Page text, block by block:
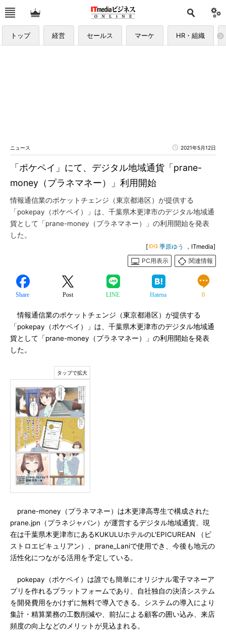
トップ 経営 セールス マーケ HR・組織
ニュース 2021年5月12日
「ポケペイ」にて、デジタル地域通貨「prane-
money（プラネマネー）」利用開始
情報通信業のポケットチェンジ（東京都港区）が提供する
「pokepay（ポケペイ）」は、千葉県木更津市のデジタル地域通
貨として「prane-money（プラネマネー）」の利用開始を発表
した。
[ 季原ゆう
，ITmedia]
PC用表示
関連情報
Share Post LINE Hatena 0
情報通信業のポケットチェンジ（東京都港区）が提供する
「pokepay（ポケペイ）」は、千葉県木更津市のデジタル地域通
貨として「prane-money（プラネマネー）」の利用開始を発表
した。
prane-money（プラネマネー）は木更津高専生で構成された
prane.jpn（プラネジャパン）が運営するデジタル地域通貨。現
在は千葉県木更津市にあるKUKULUホテルのL'EPICUREAN （ビ
ストロエピキュリアン）、prane_Laniで使用でき、今後も地元の
活性化につながる活用を予定している。
pokepay（ポケペイ）は誰でも簡単にオリジナル電子マネーア
プリを作れるプラットフォームであり、自社独自の決済システム
を開発費用をかけずに無料で導入できる。システムの導入により
集計・精算業務の工数削減や、前払による顧客の囲い込み、来店
頻度の向上などのメリットが見込まれる。